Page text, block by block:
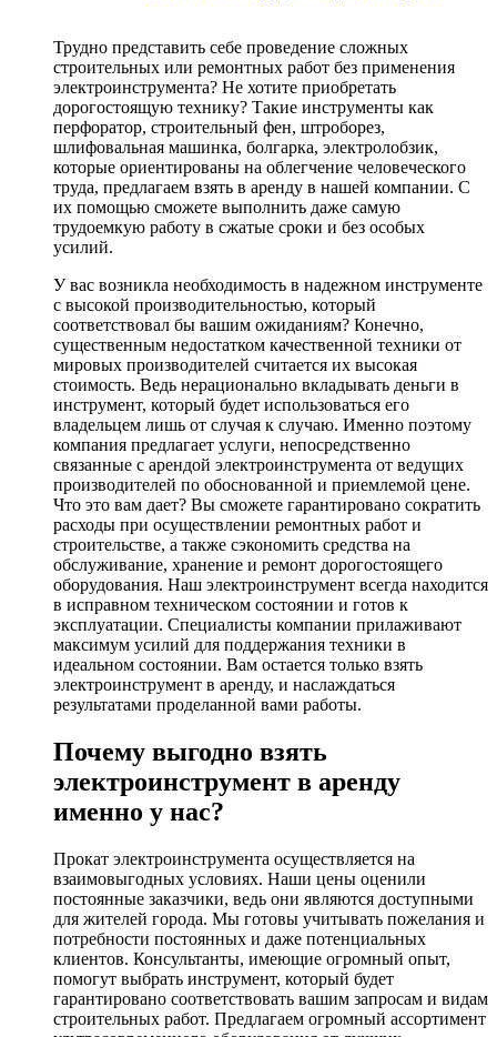
Трудно представить себе проведение сложных
строительных или ремонтных работ без применения
электроинструмента? Не хотите приобретать
дорогостоящую технику? Такие инструменты как
перфоратор, строительный фен, штроборез,
шлифовальная машинка, болгарка, электролобзик,
которые ориентированы на облегчение человеческого
труда, предлагаем взять в аренду в нашей компании. С
их помощью сможете выполнить даже самую
трудоемкую работу в сжатые сроки и без особых
усилий.
У вас возникла необходимость в надежном инструменте
с высокой производительностью, который
соответствовал бы вашим ожиданиям? Конечно,
существенным недостатком качественной техники от
мировых производителей считается их высокая
стоимость. Ведь нерационально вкладывать деньги в
инструмент, который будет использоваться его
владельцем лишь от случая к случаю. Именно поэтому
компания предлагает услуги, непосредственно
связанные с арендой электроинструмента от ведущих
производителей по обоснованной и приемлемой цене.
Что это вам дает? Вы сможете гарантировано сократить
расходы при осуществлении ремонтных работ и
строительстве, а также сэкономить средства на
обслуживание, хранение и ремонт дорогостоящего
оборудования. Наш электроинструмент всегда находится
в исправном техническом состоянии и готов к
эксплуатации. Специалисты компании прилаживают
максимум усилий для поддержания техники в
идеальном состоянии. Вам остается только взять
электроинструмент в аренду, и наслаждаться
результатами проделанной вами работы.
Почему выгодно взять
электроинструмент в аренду
именно у нас?
Прокат электроинструмента осуществляется на
взаимовыгодных условиях. Наши цены оценили
постоянные заказчики, ведь они являются доступными
для жителей города. Мы готовы учитывать пожелания и
потребности постоянных и даже потенциальных
клиентов. Консультанты, имеющие огромный опыт,
помогут выбрать инструмент, который будет
гарантировано соответствовать вашим запросам и видам
строительных работ. Предлагаем огромный ассортимент